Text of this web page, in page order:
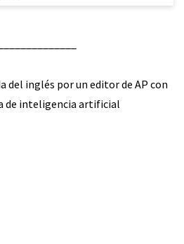
del inglés por un editor de AP con
de inteligencia artificial